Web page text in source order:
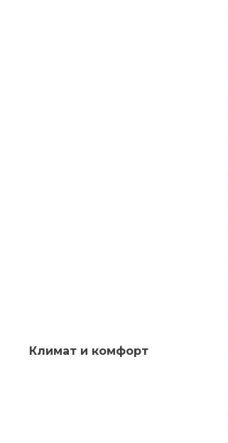
Климат и комфорт